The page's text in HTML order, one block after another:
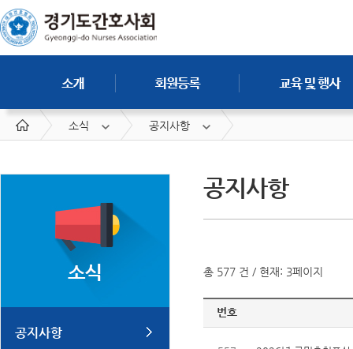
소식 공지사항
공지사항
공지사항
총 577 건 / 현재: 3페이지
번호